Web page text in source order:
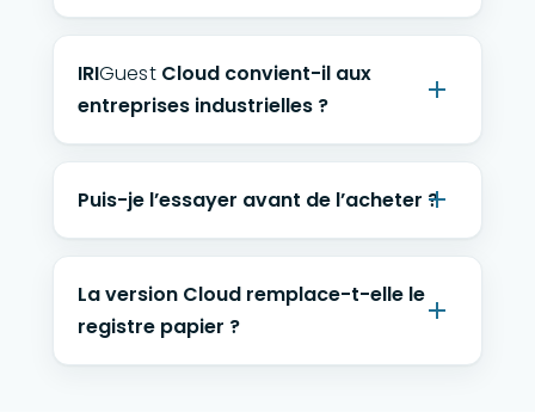
IRIGuestCloud convient-il aux
entreprises industrielles ?
Puis-je l’essayer avant de l’acheter ?
La version Cloud remplace-t-elle le
registre papier ?